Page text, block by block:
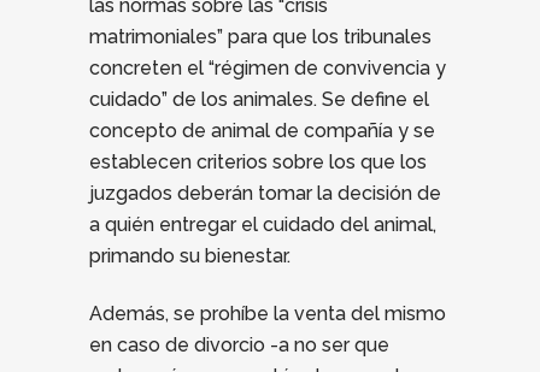
las normas sobre las “crisis
matrimoniales” para que los tribunales
concreten el “régimen de convivencia y
cuidado” de los animales. Se define el
concepto de animal de compañía y se
establecen criterios sobre los que los
juzgados deberán tomar la decisión de
a quién entregar el cuidado del animal,
primando su bienestar.
Además, se prohíbe la venta del mismo
en caso de divorcio -a no ser que